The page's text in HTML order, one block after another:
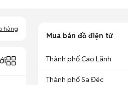
hàng
Mua bán đồ điện tử
Thành phố Cao Lãnh
Thành phố Sa Đéc